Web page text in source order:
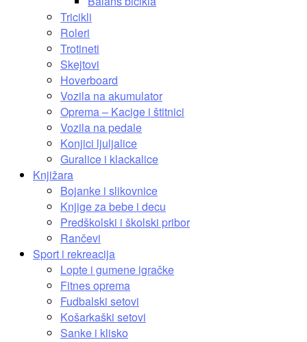
Tricikli
Roleri
Trotineti
Skejtovi
Hoverboard
Vozila na akumulator
Oprema – Kacige i štitnici
Vozila na pedale
Konjici ljuljalice
Guralice i klackalice
Knjižara
Bojanke i slikovnice
Knjige za bebe i decu
Predškolski i školski pribor
Rančevi
Sport i rekreacija
Lopte i gumene igračke
Fitnes oprema
Fudbalski setovi
Košarkaški setovi
Sanke i klisko